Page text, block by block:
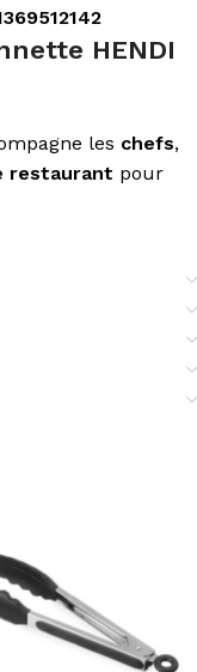
HENDI
les chefs,
restaurant pour